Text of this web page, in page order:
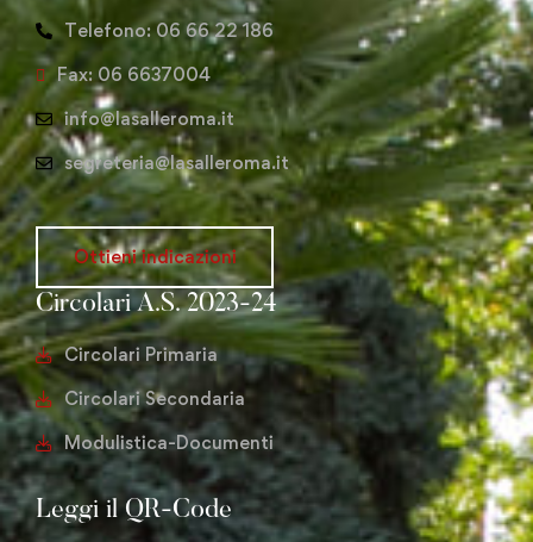
Telefono: 06 66 22 186
Fax: 06 6637004
info@lasalleroma.it
segreteria@lasalleroma.it
Ottieni indicazioni
Circolari A.S. 2023-24
Circolari Primaria
Circolari Secondaria
Modulistica-Documenti
Leggi il QR-Code